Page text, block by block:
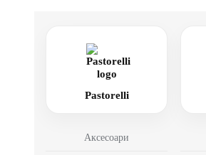
Pastorelli
Аксесоари